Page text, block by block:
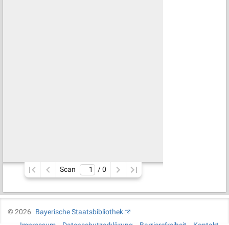
Scan / 0
©2026
Bayerische Staatsbibliothek